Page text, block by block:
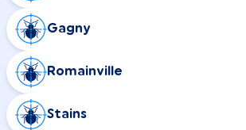
Gagny
Romainville
Stains